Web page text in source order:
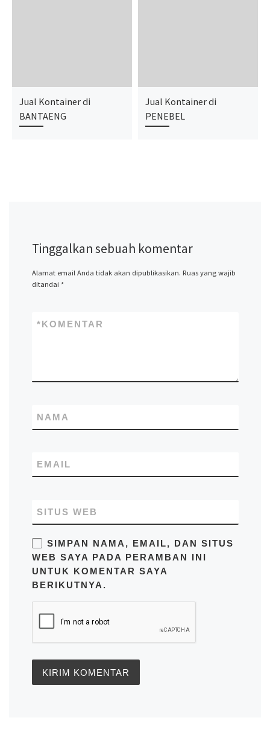
Jual Kontainer di
BANTAENG
Jual Kontainer di
PENEBEL
Tinggalkan sebuah komentar
Alamat email Anda tidak akan dipublikasikan. Ruas yang wajib
ditandai *
KOMENTAR
*
NAMA
EMAIL
SITUS WEB
SIMPAN NAMA, EMAIL, DAN SITUS
WEB SAYA PADA PERAMBAN INI
UNTUK KOMENTAR SAYA
BERIKUTNYA.